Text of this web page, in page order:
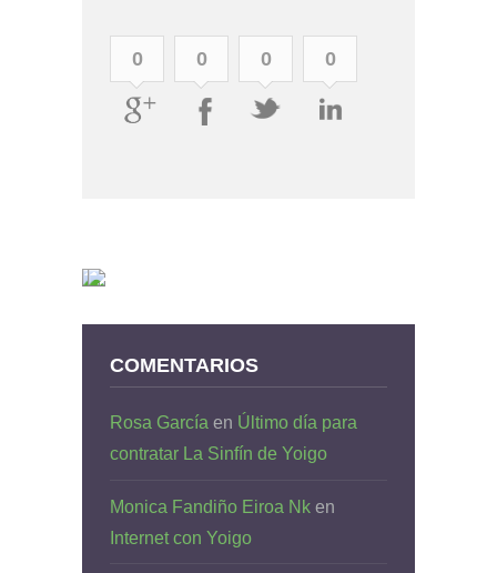
0 0 0 0
COMENTARIOS
Rosa García en Último día para
contratar La Sinfín de Yoigo
Monica Fandiño Eiroa Nk en
Internet con Yoigo